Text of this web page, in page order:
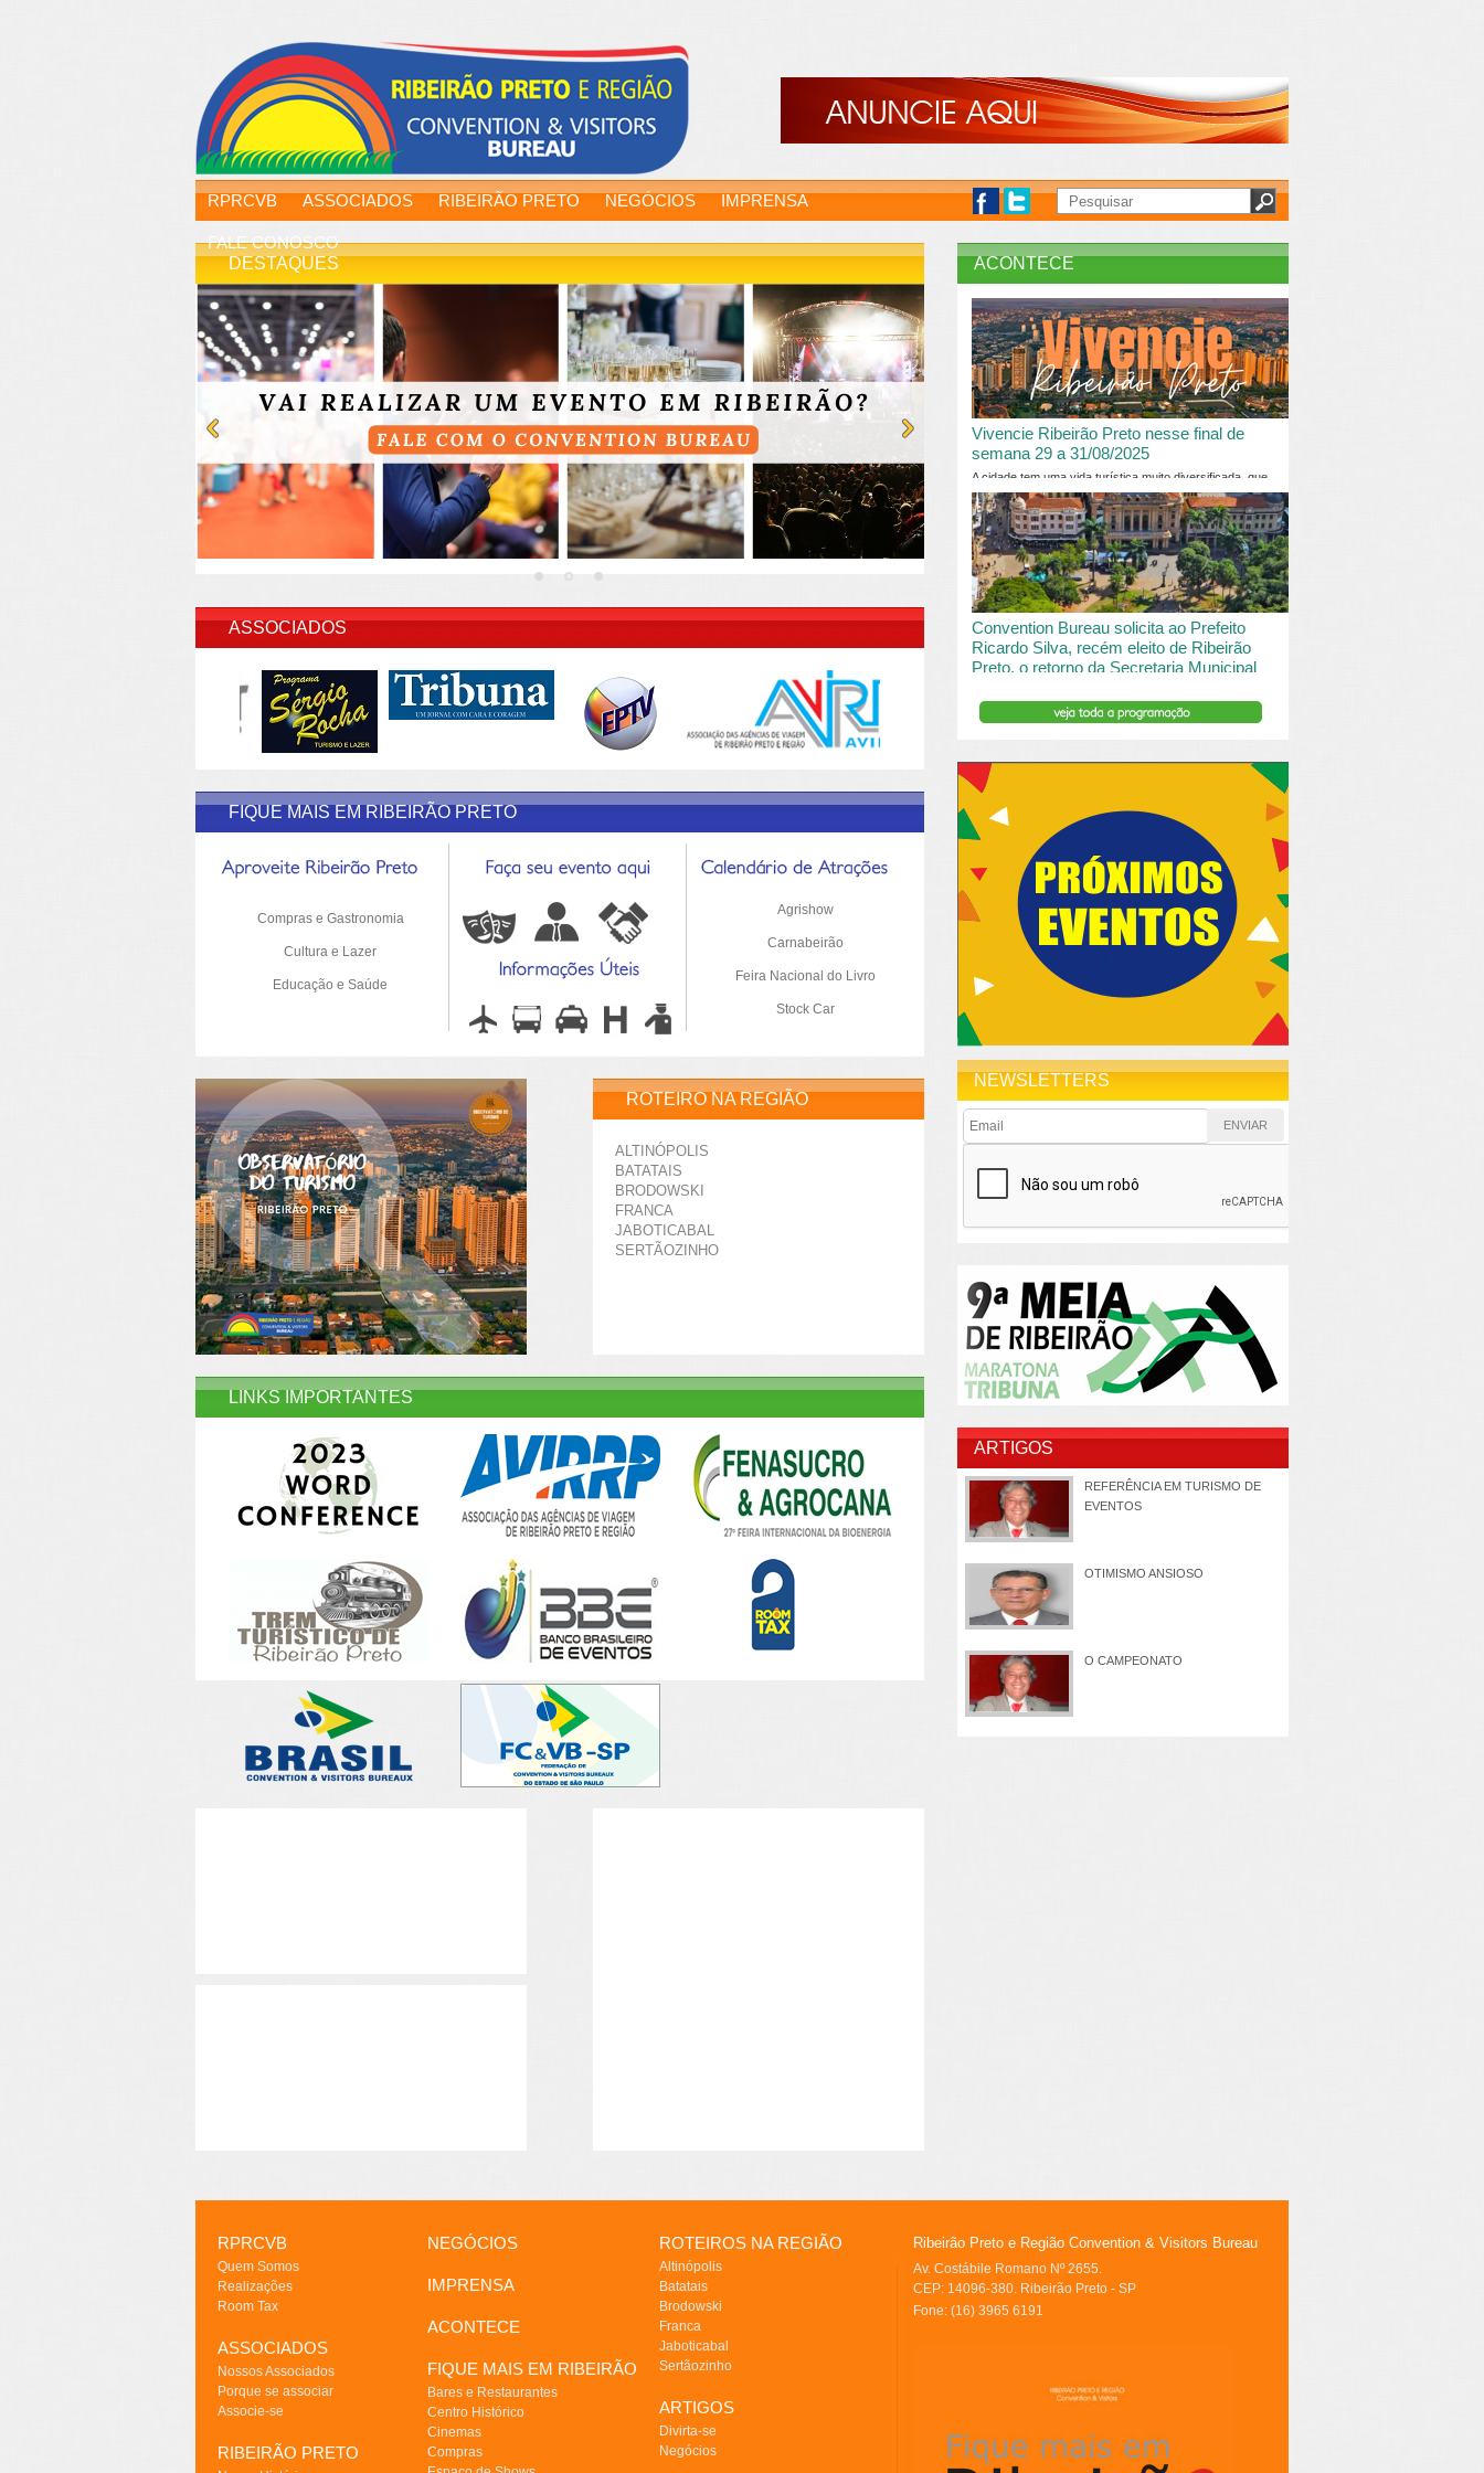
RPRCVB ASSOCIADOS RIBEIRÃO PRETO NEGÓCIOS IMPRENSA
FALE CONOSCO
DESTAQUES
INSERIR DESCRIÇÃO DO POST/PAGINAS
ASSOCIADOS
FIQUE MAIS EM RIBEIRÃO PRETO
Compras e Gastronomia
Cultura e Lazer
Educação e Saúde
Agrishow
Carnabeirão
Feira Nacional do Livro
Stock Car
ROTEIRO NA REGIÃO
ALTINÓPOLIS
BATATAIS
BRODOWSKI
FRANCA
JABOTICABAL
SERTÃOZINHO
LINKS IMPORTANTES
ACONTECE
Vivencie Ribeirão Preto nesse final de
semana 29 a 31/08/2025
A cidade tem uma vida turística muito diversificada, que
vai desde o turismo de saude à contemplação de
passaros....
Convention Bureau solicita ao Prefeito
Ricardo Silva, recém eleito de Ribeirão
Preto, o retorno da Secretaria Municipal
O Ribeirão Preto e Região Convention & Visitors Bureau
NEWSLETTERS
ARTIGOS
REFERÊNCIA EM TURISMO DE
EVENTOS
OTIMISMO ANSIOSO
O CAMPEONATO
RPRCVB
Quem Somos
Realizações
Room Tax
ASSOCIADOS
Nossos Associados
Porque se associar
Associe-se
RIBEIRÃO PRETO
NEGÓCIOS
IMPRENSA
ACONTECE
FIQUE MAIS EM RIBEIRÃO
Bares e Restaurantes
Centro Histórico
Cinemas
Compras
ROTEIROS NA REGIÃO
Altinópolis
Batatais
Brodowski
Franca
Jaboticabal
Sertãozinho
ARTIGOS
Divirta-se
Negócios
Ribeirão Preto e Região Convention & Visitors Bureau
Av. Costábile Romano Nº 2655.
CEP: 14096-380. Ribeirão Preto - SP
Fone: (16) 3965 6191